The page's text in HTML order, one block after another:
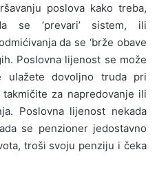
poslova kako treba,
se ‘prevari’ sistem, ili
da se ‘brže obave
Poslovna lijenost se može
dovoljno truda pri
za napredovanje ili
Poslovna lijenost nekada
se penzioner jedostavno
troši svoju penziju i čeka